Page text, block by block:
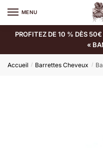
MENU
PROFITEZ DE 10 % DÈS
«
Accueil / Barrettes Cheveux /